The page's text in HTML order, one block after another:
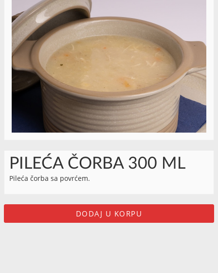
PILEĆA ČORBA 300 ML
Pileća čorba sa povrćem.
DODAJ U KORPU